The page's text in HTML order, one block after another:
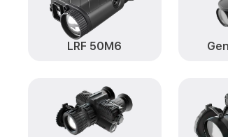
LRF 50M6